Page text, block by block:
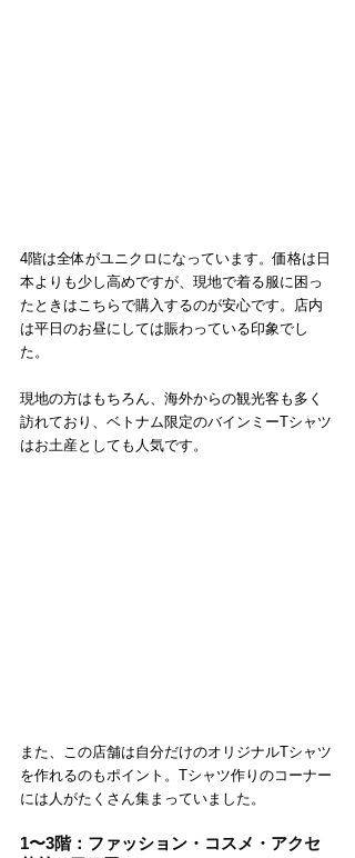
4階は全体がユニクロになっています。価格は日
本よりも少し高めですが、現地で着る服に困っ
たときはこちらで購入するのが安心です。店内
は平日のお昼にしては賑わっている印象でし
た。
現地の方はもちろん、海外からの観光客も多く
訪れており、ベトナム限定のバインミーTシャツ
はお土産としても人気です。
また、この店舗は自分だけのオリジナルTシャツ
を作れるのもポイント。Tシャツ作りのコーナー
には人がたくさん集まっていました。
1〜3階：ファッション・コスメ・アクセ